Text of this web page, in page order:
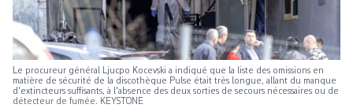
Le procureur général Ljucpo Kocevski a indiqué que la liste des omissions en
matière de sécurité de la discothèque Pulse était très longue, allant du manque
d'extincteurs suffisants, à l'absence des deux sorties de secours nécessaires ou de
détecteur de fumée. KEYSTONE